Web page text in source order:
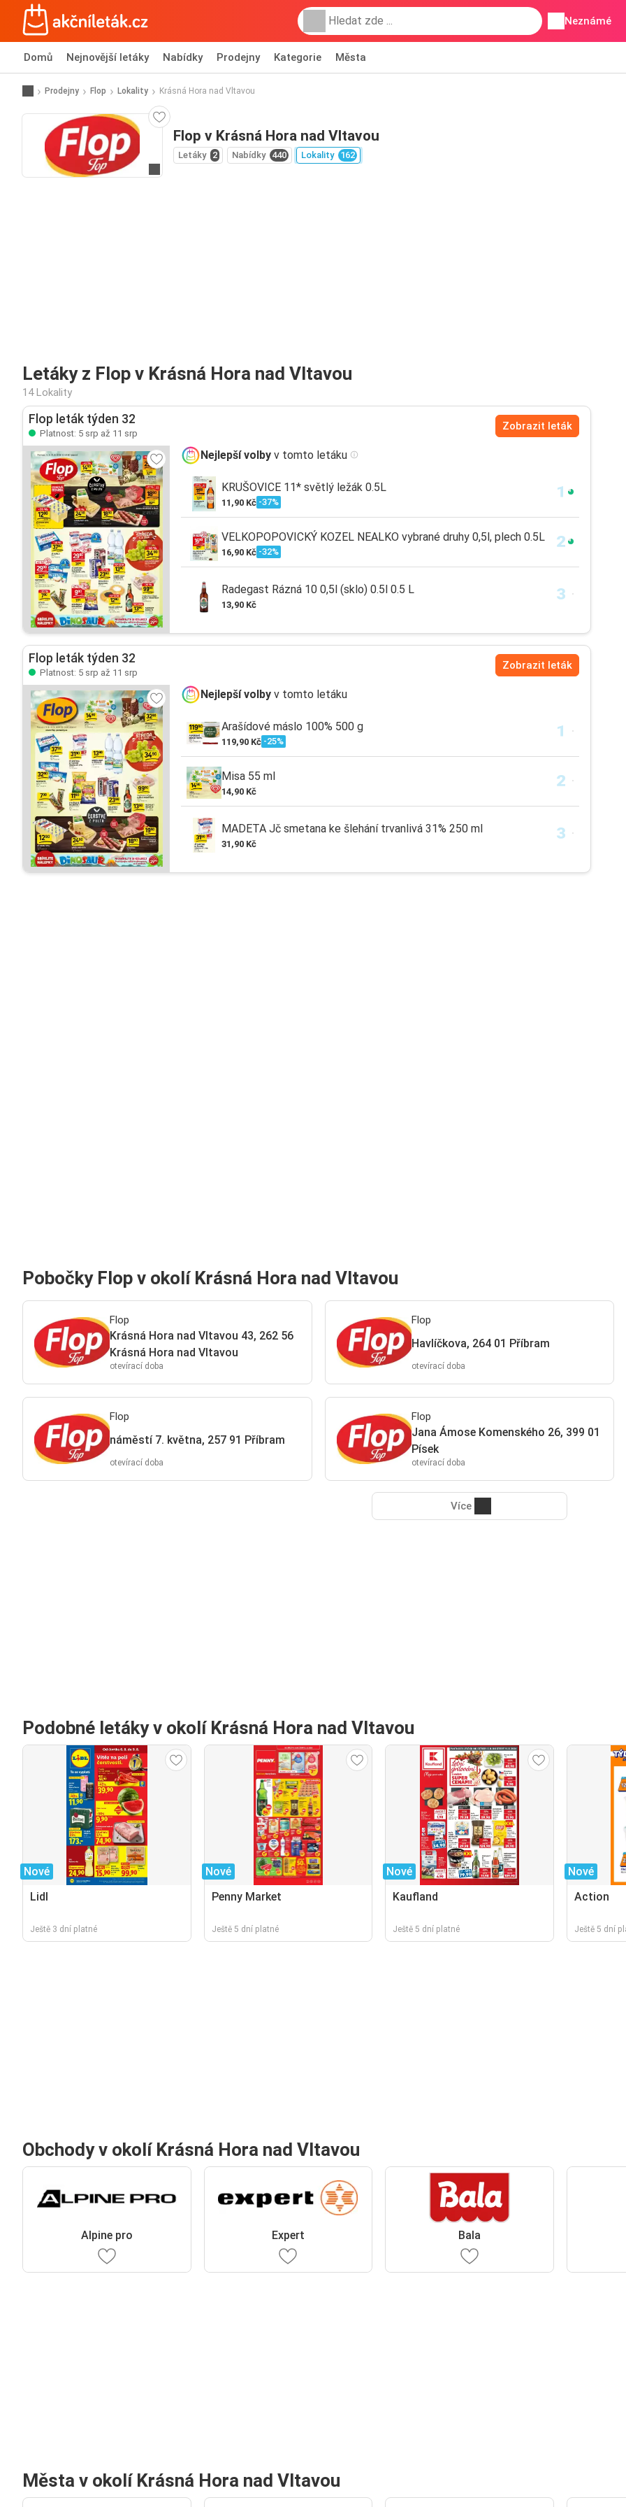
Neznámé
Domů Nejnovější letáky Nabídky Prodejny Kategorie Města
Prodejny Flop Lokality Krásná Hora nad Vltavou
Flop v Krásná Hora nad Vltavou
Letáky 2 Nabídky 440 Lokality 162
Letáky z Flop v Krásná Hora nad Vltavou
14 Lokality
Flop leták týden 32
Platnost: 5 srp až 11 srp
Zobrazit leták
Nejlepší volby v tomto letáku
KRUŠOVICE 11* světlý ležák 0.5L
11,90 Kč -37%
VELKOPOPOVICKÝ KOZEL NEALKO vybrané druhy 0,5l, plech 0.5L
16,90 Kč -32%
Radegast Rázná 10 0,5l (sklo) 0.5l 0.5 L
13,90 Kč
Flop leták týden 32
Platnost: 5 srp až 11 srp
Zobrazit leták
Nejlepší volby v tomto letáku
Arašídové máslo 100% 500 g
119,90 Kč -25%
Misa 55 ml
14,90 Kč
MADETA Jč smetana ke šlehání trvanlivá 31% 250 ml
31,90 Kč
Pobočky Flop v okolí Krásná Hora nad Vltavou
Flop
Krásná Hora nad Vltavou 43, 262 56
Krásná Hora nad Vltavou
otevírací doba
Flop
Havlíčkova, 264 01 Příbram
otevírací doba
Flop
náměstí 7. května, 257 91 Příbram
otevírací doba
Flop
Jana Ámose Komenského 26, 399 01
Písek
otevírací doba
Více
Podobné letáky v okolí Krásná Hora nad Vltavou
Nové
Lidl
Ještě 3 dní platné
Nové
Penny Market
Ještě 5 dní platné
Nové
Kaufland
Ještě 5 dní platné
Nové
Action
Ještě 5 dní
Obchody v okolí Krásná Hora nad Vltavou
Alpine pro Expert Bala
Města v okolí Krásná Hora nad Vltavou